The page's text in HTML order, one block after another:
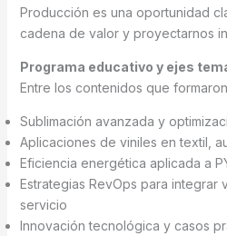
Producción es una oportunidad
cadena de valor y proyectarnos
Programa educativo y ejes
Entre los contenidos que
Sublimación avanzada y
Aplicaciones de viniles en textil,
Eficiencia energética aplicada a
Estrategias RevOps para integrar
servicio
Innovación tecnológica y casos